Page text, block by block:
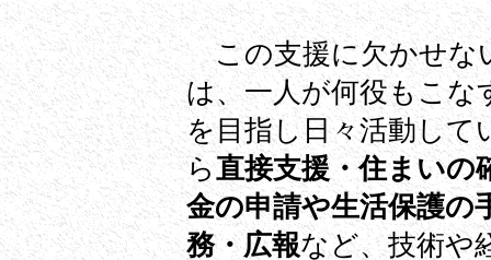
この支援に欠かせな
は、一人が何役もこな
を目指し日々活動して
ら直接支援・住まいの
金の申請や生活保護の
務・広報など、技術や